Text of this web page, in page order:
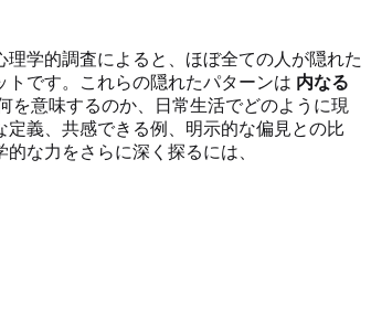
学的調査によると、ほぼ全ての人が隠れた
です。これらの隠れたパターンは 内なる
を意味するのか、日常生活でどのように現
義、共感できる例、明示的な偏見との比
な力をさらに深く探るには、